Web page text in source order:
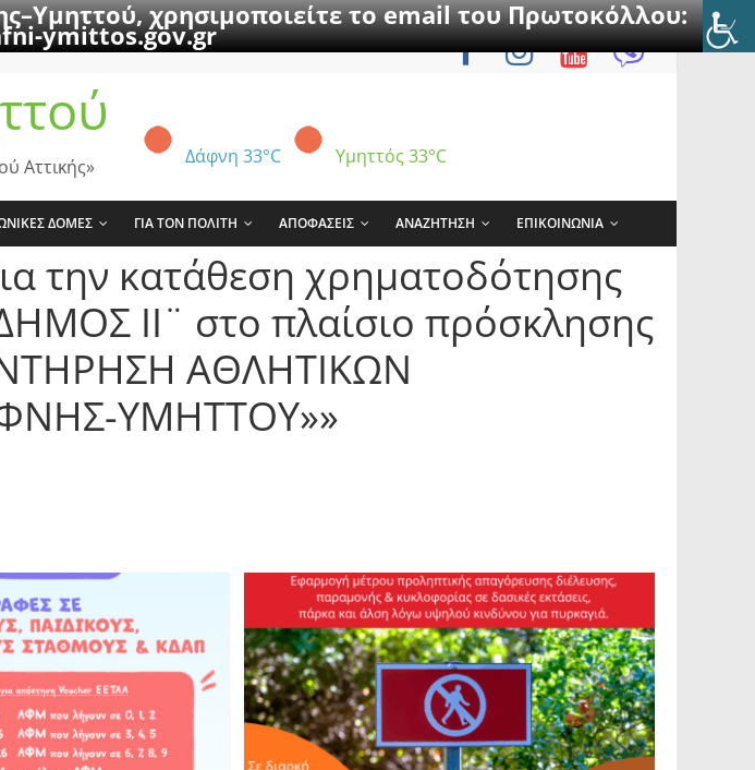
χρησιμοποιείτε το email του Πρωτοκόλλου:
ymittos.gov.gr
Δάφνη 33°C Υμηττός 33°C
Αττικής»
ΔΟΜΕΣ ΓΙΑ ΤΟΝ ΠΟΛΙΤΗ ΑΠΟΦΑΣΕΙΣ ΑΝΑΖΗΤΗΣΗ ΕΠΙΚΟΙΝΩΝΙΑ
την κατάθεση χρηματοδότησης
ΙΙ¨ στο πλαίσιο πρόσκλησης
ΑΘΛΗΤΙΚΩΝ
ΥΜΗΤΤΟΥ»»